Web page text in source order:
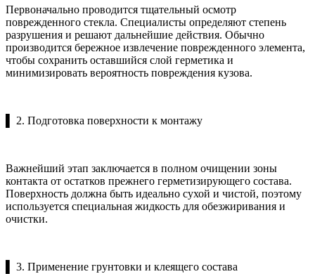
Первоначально проводится тщательный осмотр
поврежденного стекла. Специалисты определяют степень
разрушения и решают дальнейшие действия. Обычно
производится бережное извлечение поврежденного элемента,
чтобы сохранить оставшийся слой герметика и
минимизировать вероятность повреждения кузова.
▌ 2. Подготовка поверхности к монтажу
Важнейший этап заключается в полном очищении зоны
контакта от остатков прежнего герметизирующего состава.
Поверхность должна быть идеально сухой и чистой, поэтому
используется специальная жидкость для обезжиривания и
очистки.
▌ 3. Применение грунтовки и клеящего состава